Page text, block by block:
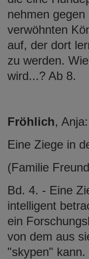
nehmen
verwöhnten
auf, der dort
zu werden.
wird...? Ab 8.
Fröhlich, Anja:
Eine Ziege in
(Familie
Bd. 4. - Eine
intelligent
ein
von dem aus
"skypen"